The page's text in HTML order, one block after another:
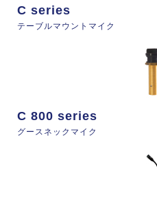
C series
テーブルマウントマイク
C 800 series
グースネックマイク